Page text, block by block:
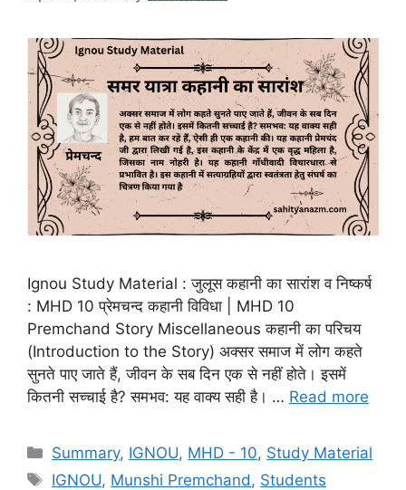
Ignou Study Material : जुलूस कहानी का सारांश व निष्कर्ष
: MHD 10 प्रेमचन्द कहानी विविधा | MHD 10
Premchand Story Miscellaneous कहानी का परिचय
(Introduction to the Story) अक्सर समाज में लोग कहते
सुनते पाए जाते हैं, जीवन के सब दिन एक से नहीं होते। इसमें
कितनी सच्चाई है? समभव: यह वाक्य सही है। … Read more
Summary, IGNOU, MHD - 10, Study Material
IGNOU, Munshi Premchand , Students